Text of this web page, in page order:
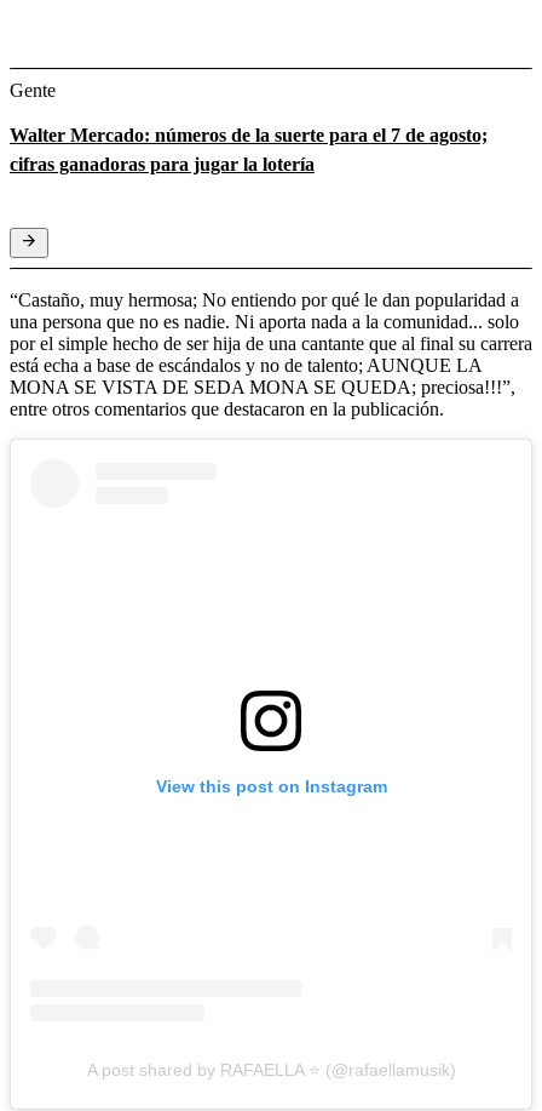
Gente
Walter Mercado: números de la suerte para el 7 de agosto;
cifras ganadoras para jugar la lotería
“Castaño, muy hermosa; No entiendo por qué le dan popularidad a
una persona que no es nadie. Ni aporta nada a la comunidad... solo
por el simple hecho de ser hija de una cantante que al final su carrera
está echa a base de escándalos y no de talento; AUNQUE LA
MONA SE VISTA DE SEDA MONA SE QUEDA; preciosa!!!”,
entre otros comentarios que destacaron en la publicación.
View this post on Instagram
A post shared by RAFAELLA ⭐️ (@rafaellamusik)